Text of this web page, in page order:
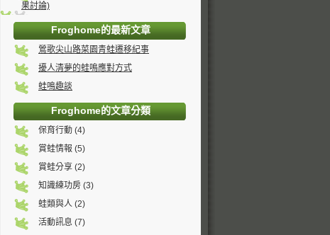
果討論)
Froghome的最新文章
鶯歌尖山路菜園青蛙遷移紀事
擾人清夢的蛙鳴應對方式
蛙鳴趣談
Froghome的文章分類
保育行動 (4)
賞蛙情報 (5)
賞蛙分享 (2)
知識練功房 (3)
蛙類與人 (2)
活動訊息 (7)